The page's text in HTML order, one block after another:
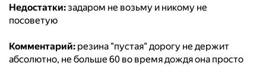
Недостатки:задаром не возьму и никому не
посоветую
Комментарий: резина "пустая" дорогу не держит
абсолютно, не больше 60 во время дождя она просто